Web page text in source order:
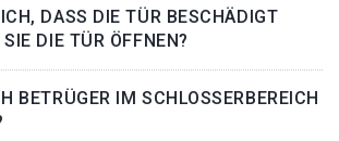
DASS DIE TÜR BESCHÄDIGT
DIE TÜR ÖFFNEN?
BETRÜGER IM SCHLOSSERBEREICH